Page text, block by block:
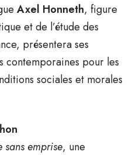
Axel Honneth, figure
et de l’étude des
présentera ses
contemporaines pour les
sociales et morales
sans emprise, une